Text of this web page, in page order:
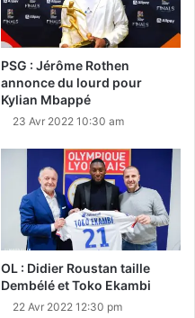
PSG : Jérôme Rothen
annonce du lourd pour
Kylian Mbappé
23 Avr 2022 10:30 am
OL : Didier Roustan taille
Dembélé et Toko Ekambi
22 Avr 2022 12:30 pm